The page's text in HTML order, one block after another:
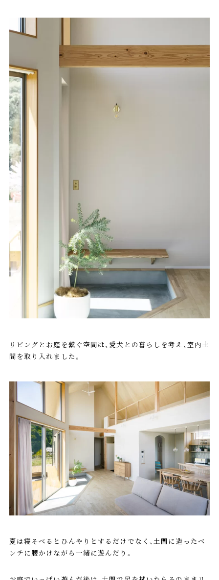
リビングとお庭を繋ぐ空間は、愛犬との暮らしを考え、室内土
間を取り入れました。
夏は寝そべるとひんやりとするだけでなく、土間に造ったベ
ンチに腰かけながら一緒に遊んだり。